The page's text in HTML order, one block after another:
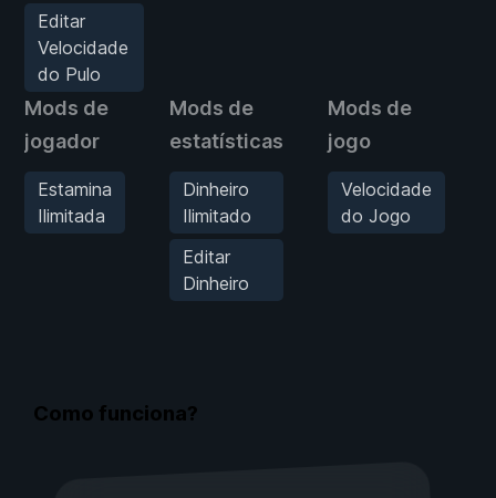
Editar
Velocidade
do Pulo
Mods de
jogador
Estamina
Ilimitada
Mods de
estatísticas
Dinheiro
Ilimitado
Editar
Dinheiro
Mods de
jogo
Velocidade
do Jogo
Como funciona?